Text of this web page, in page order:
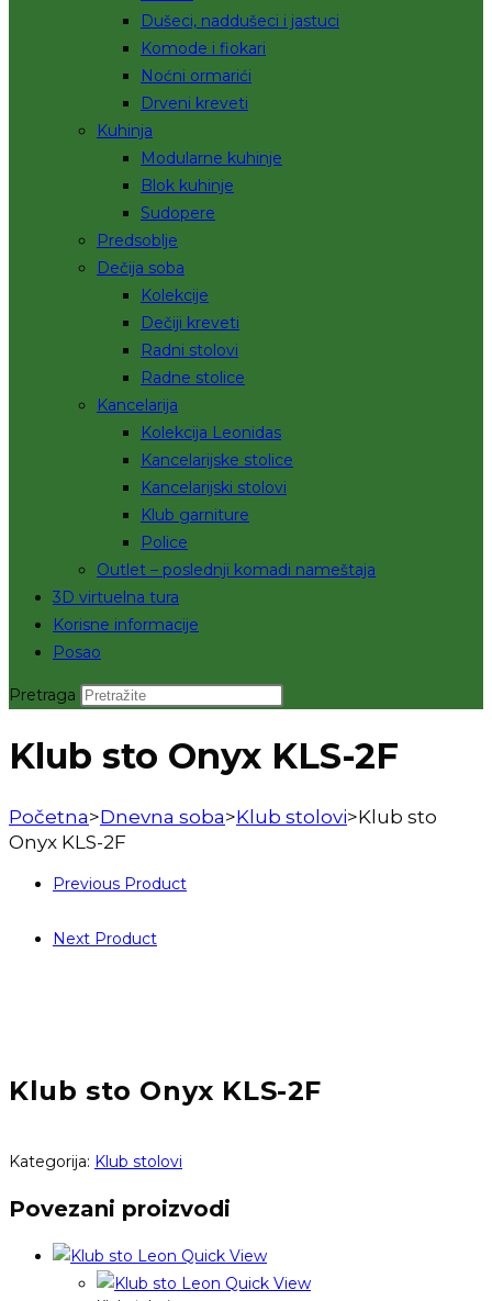
Dušeci, naddušeci i jastuci
Komode i fiokari
Noćni ormarići
Drveni kreveti
Kuhinja
Modularne kuhinje
Blok kuhinje
Sudopere
Predsoblje
Dečija soba
Kolekcije
Dečiji kreveti
Radni stolovi
Radne stolice
Kancelarija
Kolekcija Leonidas
Kancelarijske stolice
Kancelarijski stolovi
Klub garniture
Police
Outlet – poslednji komadi nameštaja
3D virtuelna tura
Korisne informacije
Posao
Pretraga
Klub sto Onyx KLS-2F
Početna>Dnevna soba>Klub stolovi>Klub sto
Onyx KLS-2F
Previous Product
Next Product
Klub sto Onyx KLS-2F
Kategorija: Klub stolovi
Povezani proizvodi
Quick View
Quick View